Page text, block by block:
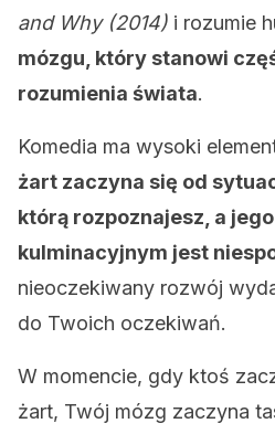
and Why (2014) i rozumie
mózgu, który stanowi
rozumienia świata.
Komedia ma wysoki
żart zaczyna się od
którą rozpoznajesz, a
kulminacyjnym jest
nieoczekiwany rozwój
do Twoich oczekiwań.
W momencie, gdy ktoś
żart, Twój mózg zaczyna